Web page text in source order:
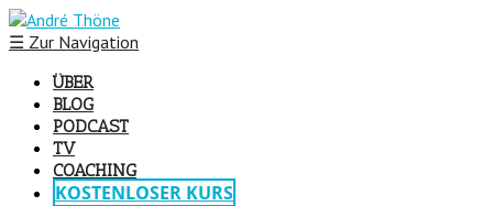
☰ Zur Navigation
ÜBER
BLOG
PODCAST
TV
COACHING
KOSTENLOSER KURS